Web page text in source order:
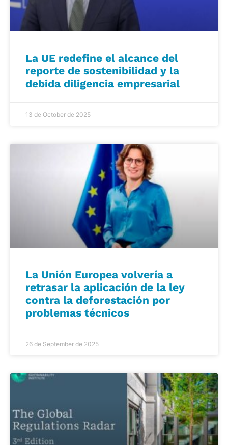
La UE redefine el alcance del
reporte de sostenibilidad y la
debida diligencia empresarial
13 de October de 2025
La Unión Europea volvería a
retrasar la aplicación de la ley
contra la deforestación por
problemas técnicos
26 de September de 2025